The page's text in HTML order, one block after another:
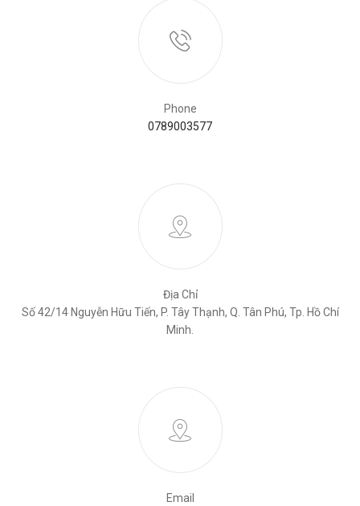
Phone
0789003577
Địa Chỉ
Số 42/14 Nguyễn Hữu Tiến, P. Tây Thạnh, Q. Tân Phú, Tp. Hồ Chí
Minh.
Email